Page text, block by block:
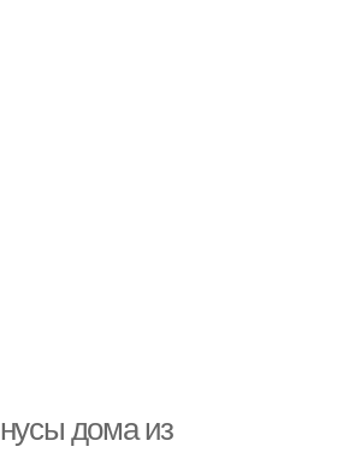
дома из